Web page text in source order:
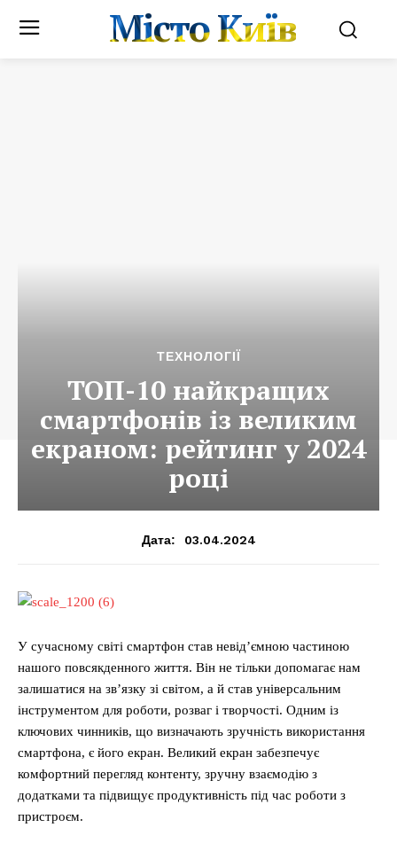
Місто Київ
ТЕХНОЛОГІЇ
ТОП-10 найкращих
смартфонів із великим
екраном: рейтинг у 2024
році
Дата: 03.04.2024
У сучасному світі смартфон став невід’ємною частиною
нашого повсякденного життя. Він не тільки допомагає нам
залишатися на зв’язку зі світом, а й став універсальним
інструментом для роботи, розваг і творчості. Одним із
ключових чинників, що визначають зручність використання
смартфона, є його екран. Великий екран забезпечує
комфортний перегляд контенту, зручну взаємодію з
додатками та підвищує продуктивність під час роботи з
пристроєм.